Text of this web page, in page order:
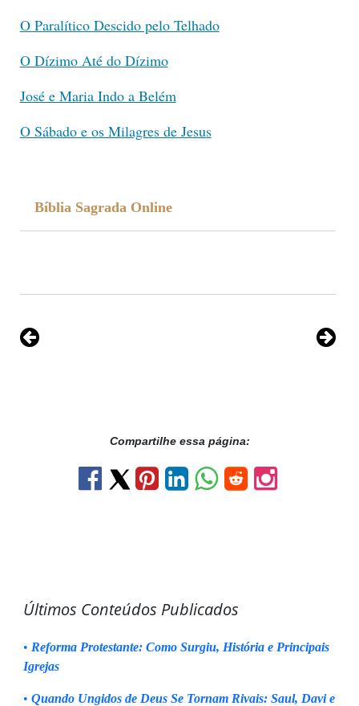
O Paralítico Descido pelo Telhado
O Dízimo Até do Dízimo
José e Maria Indo a Belém
O Sábado e os Milagres de Jesus
Bíblia Sagrada Online
Compartilhe essa página:
Últimos Conteúdos Publicados
• Reforma Protestante: Como Surgiu, História e Principais
Igrejas
• Quando Ungidos de Deus Se Tornam Rivais: Saul, Davi e